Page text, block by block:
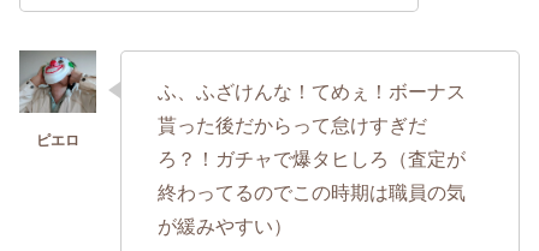
ふ、ふざけんな！てめぇ！ボーナス
貰った後だからって怠けすぎだ
ろ？！ガチャで爆タヒしろ（査定が
終わってるのでこの時期は職員の気
が緩みやすい）